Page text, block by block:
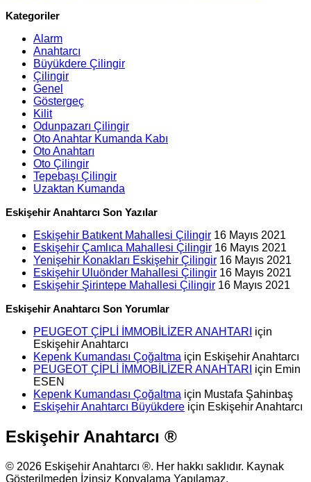
Kategoriler
Alarm
Anahtarcı
Büyükdere Çilingir
Çilingir
Genel
Göstergeç
Kilit
Odunpazarı Çilingir
Oto Anahtar Kumanda Kabı
Oto Anahtarı
Oto Çilingir
Tepebaşı Çilingir
Uzaktan Kumanda
Eskişehir Anahtarcı Son Yazılar
Eskişehir Batıkent Mahallesi Çilingir 16 Mayıs 2021
Eskişehir Çamlıca Mahallesi Çilingir 16 Mayıs 2021
Yenişehir Konakları Eskişehir Çilingir 16 Mayıs 2021
Eskişehir Uluönder Mahallesi Çilingir 16 Mayıs 2021
Eskişehir Şirintepe Mahallesi Çilingir 16 Mayıs 2021
Eskişehir Anahtarcı Son Yorumlar
PEUGEOT ÇİPLİ İMMOBİLİZER ANAHTARI için
Eskişehir Anahtarcı
Kepenk Kumandası Çoğaltma için Eskişehir Anahtarcı
PEUGEOT ÇİPLİ İMMOBİLİZER ANAHTARI için Emin
ESEN
Kepenk Kumandası Çoğaltma için Mustafa Şahinbaş
Eskişehir Anahtarcı Büyükdere için Eskişehir Anahtarcı
Eskişehir Anahtarcı ®
© 2026 Eskişehir Anahtarcı ®. Her hakkı saklıdır. Kaynak
Gösterilmeden İzinsiz Kopyalama Yapılamaz.